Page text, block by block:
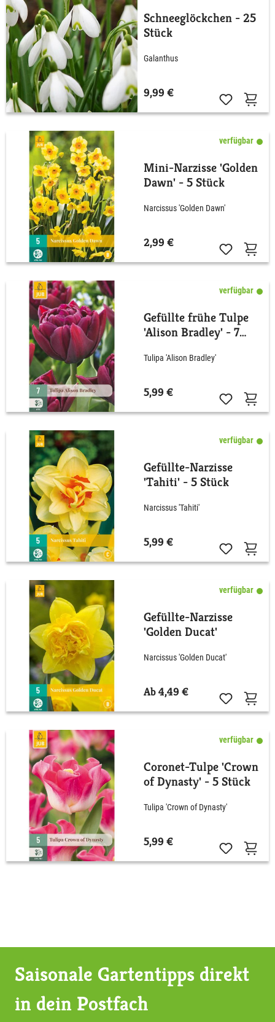
Schneeglöckchen - 25
Stück
Galanthus
9,99 €
verfügbar
Mini-Narzisse 'Golden
Dawn' - 5 Stück
Narcissus 'Golden Dawn'
2,99 €
verfügbar
Gefüllte frühe Tulpe
'Alison Bradley' - 7
Tulipa 'Alison Bradley'
5,99 €
verfügbar
Gefüllte-Narzisse
'Tahiti' - 5 Stück
Narcissus 'Tahiti'
5,99 €
verfügbar
Gefüllte-Narzisse
'Golden Ducat'
Narcissus 'Golden Ducat'
Ab 4,49 €
verfügbar
Coronet-Tulpe 'Crown
of Dynasty' - 5 Stück
Tulipa 'Crown of Dynasty'
5,99 €
Saisonale Gartentipps direkt
in dein Postfach